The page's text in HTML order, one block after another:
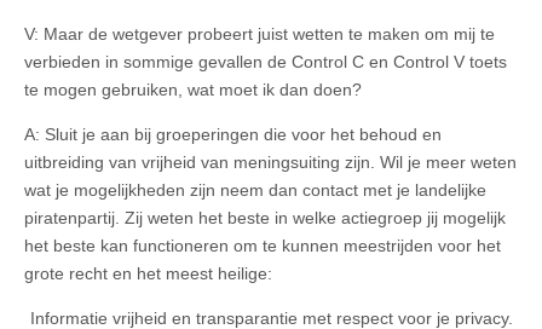
V: Maar de wetgever probeert juist wetten te maken om mij te
verbieden in sommige gevallen de Control C en Control V toets
te mogen gebruiken, wat moet ik dan doen?
A: Sluit je aan bij groeperingen die voor het behoud en
uitbreiding van vrijheid van meningsuiting zijn. Wil je meer weten
wat je mogelijkheden zijn neem dan contact met je landelijke
piratenpartij. Zij weten het beste in welke actiegroep jij mogelijk
het beste kan functioneren om te kunnen meestrijden voor het
grote recht en het meest heilige:
Informatie vrijheid en transparantie met respect voor je privacy.